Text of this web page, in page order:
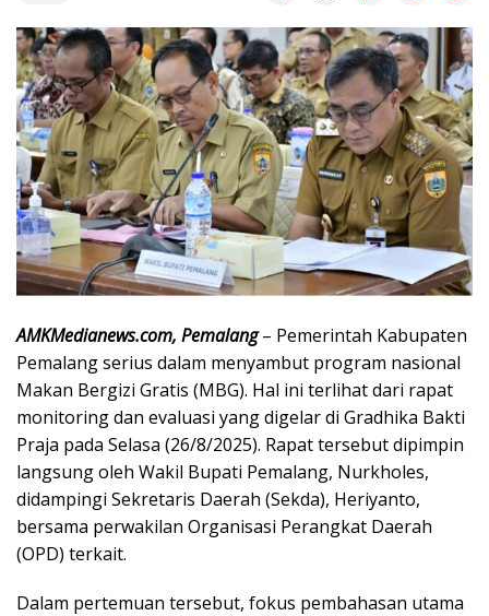
AMKMedianews.com, Pemalang– Pemerintah Kabupaten
Pemalang serius dalam menyambut program nasional
Makan Bergizi Gratis (MBG). Hal ini terlihat dari rapat
monitoring dan evaluasi yang digelar di Gradhika Bakti
Praja pada Selasa (26/8/2025). Rapat tersebut dipimpin
langsung oleh Wakil Bupati Pemalang, Nurkholes,
didampingi Sekretaris Daerah (Sekda), Heriyanto,
bersama perwakilan Organisasi Perangkat Daerah
(OPD) terkait.
Dalam pertemuan tersebut, fokus pembahasan utama